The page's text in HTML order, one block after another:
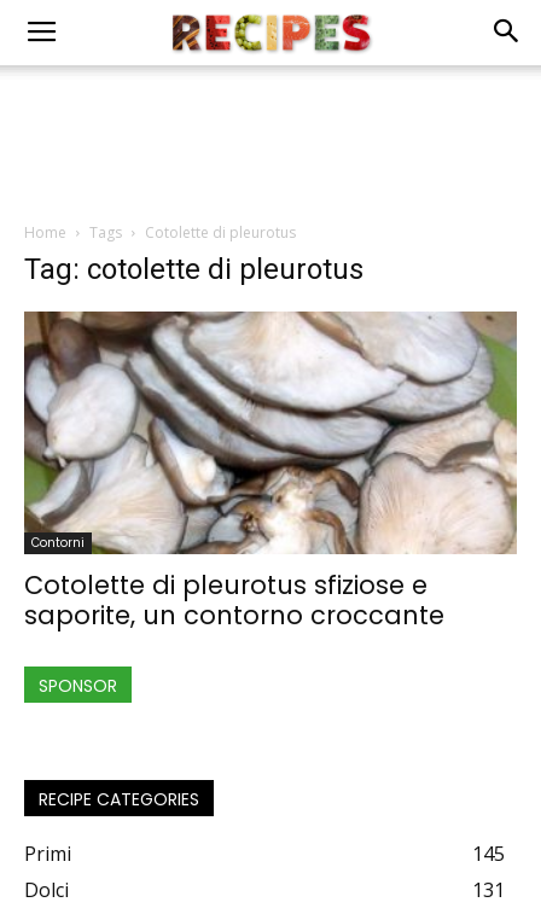
Home Tags Cotolette di pleurotus
Tag: cotolette di pleurotus
Contorni
Cotolette di pleurotus sfiziose e
saporite, un contorno croccante
SPONSOR
RECIPE CATEGORIES
Primi
145
Dolci
131